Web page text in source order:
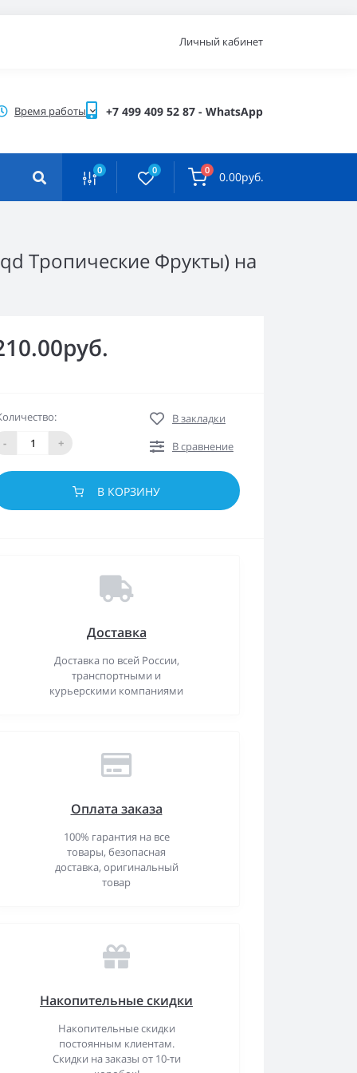
Личный кабинет
Время работы +7 499 409 52 87 - WhatsApp
0 0 0 0.00руб.
Тропические Фрукты) на
-
+
В закладки
В сравнение
В КОРЗИНУ
Доставка
Доставка по всей России,
транспортными и
курьерскими компаниями
Оплата заказа
100% гарантия на все
товары, безопасная
доставка, оригинальный
товар
Накопительные скидки
Накопительные скидки
постоянным клиентам.
Скидки на заказы от 10-ти